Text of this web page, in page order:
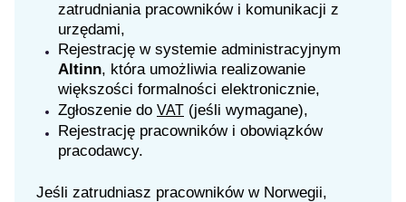
zatrudniania pracowników i komunikacji z
urzędami,
Rejestrację w systemie administracyjnym
Altinn, która umożliwia realizowanie
większości formalności elektronicznie,
Zgłoszenie do VAT (jeśli wymagane),
Rejestrację pracowników i obowiązków
pracodawcy.
Jeśli zatrudniasz pracowników w Norwegii,